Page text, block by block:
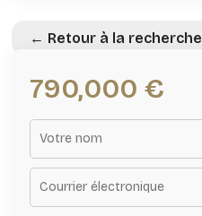
← Retour à la recherche
790,000 €